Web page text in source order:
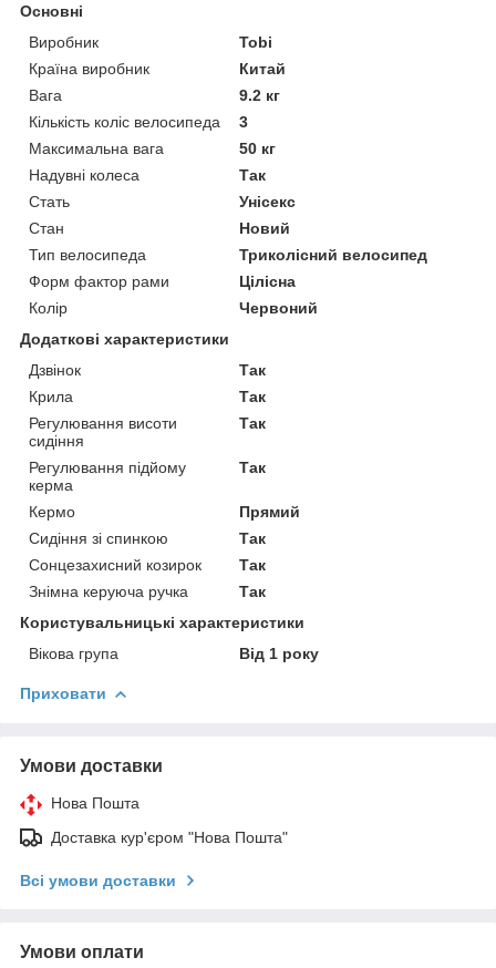
Основні
Виробник
Tobi
Країна виробник
Китай
Вага
9.2 кг
Кількість коліс велосипеда
3
Максимальна вага
50 кг
Надувні колеса
Так
Стать
Унісекс
Стан
Новий
Тип велосипеда
Триколісний велосипед
Форм фактор рами
Цілісна
Колір
Червоний
Додаткові характеристики
Дзвінок
Так
Крила
Так
Регулювання висоти
сидіння
Так
Регулювання підйому
керма
Так
Кермо
Прямий
Сидіння зі спинкою
Так
Сонцезахисний козирок
Так
Знімна керуюча ручка
Так
Користувальницькі характеристики
Вікова група
Від 1 року
Приховати
Умови доставки
Нова Пошта
Доставка кур'єром "Нова Пошта"
Всі умови доставки
Умови оплати